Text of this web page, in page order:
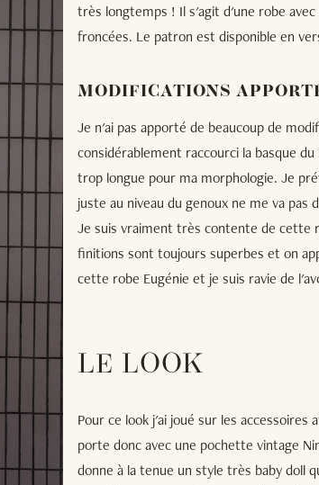
très longtemps ! Il s'agit d'une robe
froncées. Le patron est disponible en
MODIFICATIONS
Je n'ai pas apporté de beaucoup de
considérablement raccourci la basque
trop longue pour ma morphologie. Je
juste au niveau du genoux ne me va pas
Je suis vraiment très contente de cette
finitions sont toujours superbes et on
cette robe Eugénie et je suis ravie de
LE LOOK
Pour ce look j'ai joué sur les
porte donc avec une pochette vintage
donne à la tenue un style très baby doll